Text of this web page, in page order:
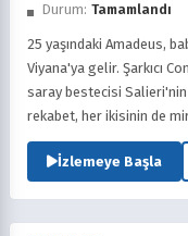
Durum: Tamamlandı
25 yaşındaki Amadeus,
Viyana'ya gelir. Şarkıcı
saray bestecisi Salieri'nin
rekabet, her ikisinin de
İzlemeye Başla